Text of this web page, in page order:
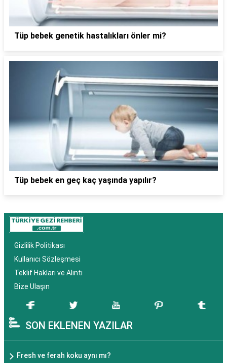
Tüp bebek genetik hastalıkları önler mi?
Tüp bebek en geç kaç yaşında yapılır?
Gizlilik Politikası
Kullanıcı Sözleşmesi
Teklif Hakları ve Alıntı
Bize Ulaşın
SON EKLENEN YAZILAR
Fresh ve ferah koku aynı mı?